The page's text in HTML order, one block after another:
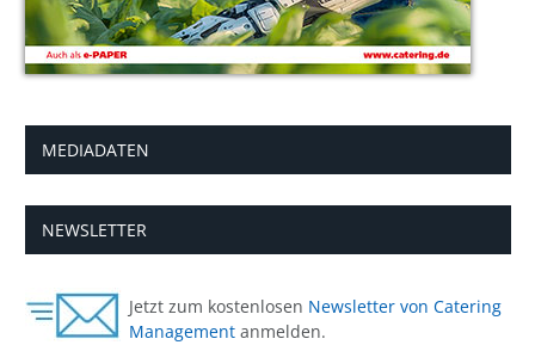
MEDIADATEN
NEWSLETTER
Jetzt zum kostenlosen Newsletter von Catering
Management anmelden.